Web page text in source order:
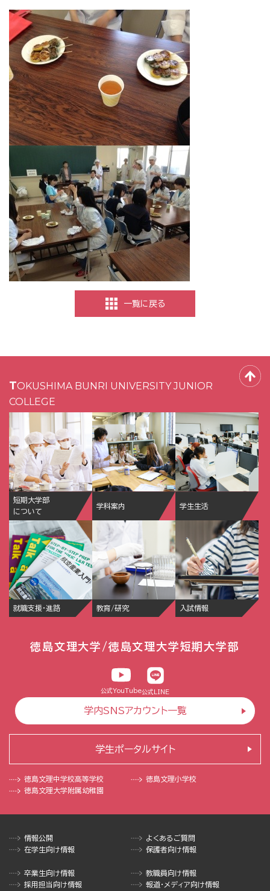
一覧に戻る
TOKUSHIMA BUNRI UNIVERSITY JUNIOR
COLLEGE
短期大学部
について
学科案内 学生生活
就職支援・進路 教育/研究 入試情報
徳島文理大学/徳島文理大学短期大学部
公式YouTube公式LINE
学内SNSアカウント一覧
徳島文理中学校高等学校
徳島文理小学校
徳島文理大学附属幼稚園
学生ポータルサイト
情報公開
よくあるご質問
在学生向け情報
保護者向け情報
卒業生向け情報
教職員向け情報
採用担当向け情報
報道・メディア向け情報